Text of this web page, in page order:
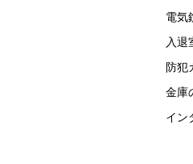
電気
入退
防犯
金庫
イン